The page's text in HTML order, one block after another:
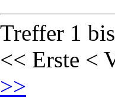
Treffer 1
<< Erste <
>>